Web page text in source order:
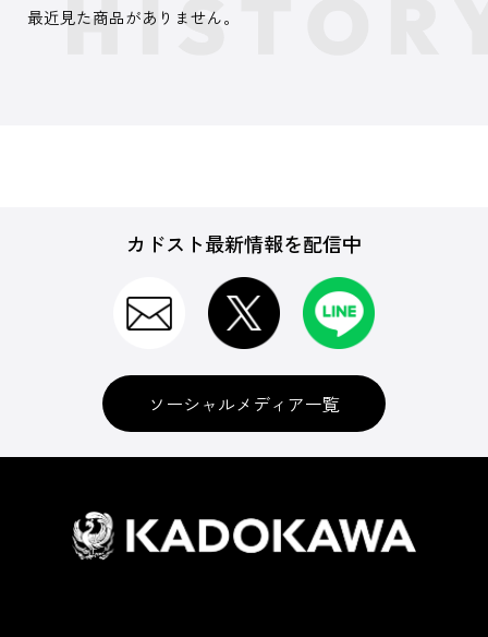
最近見た商品がありません。
カドスト最新情報を配信中
ソーシャルメディア一覧